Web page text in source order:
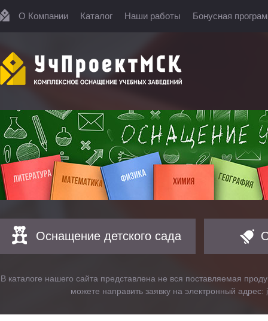
О Компании Каталог Наши работы Бонусная
Оснащение детского сада
В каталоге нашего сайта представлена не вся поставляемая
можете направить заявку на электронный адрес: